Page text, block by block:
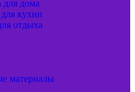
для дома
кухни
отдыха
материалы